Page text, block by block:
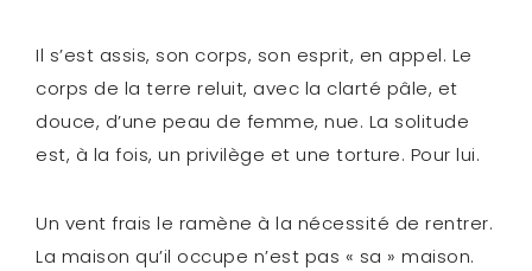
Il s’est assis, son corps, son esprit, en appel. Le
corps de la terre reluit, avec la clarté pâle, et
douce, d’une peau de femme, nue. La solitude
est, à la fois, un privilège et une torture. Pour lui.
Un vent frais le ramène à la nécessité de rentrer.
La maison qu’il occupe n’est pas « sa » maison.